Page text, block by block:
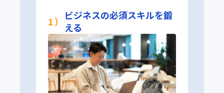
1） ビジネスの必須スキルを鍛
える